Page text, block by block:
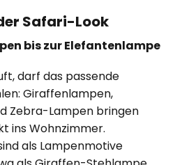
Safari-Look
bis zur Elefantenlampe
darf das passende
Giraffenlampen,
Zebra-Lampen bringen
ins Wohnzimmer.
als Lampenmotive